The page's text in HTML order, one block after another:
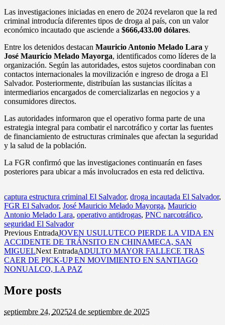
Las investigaciones iniciadas en enero de 2024 revelaron que la red
criminal introducía diferentes tipos de droga al país, con un valor
económico incautado que asciende a $666,433.00 dólares.
Entre los detenidos destacan Mauricio Antonio Melado Lara y
José Mauricio Melado Mayorga, identificados como líderes de la
organización. Según las autoridades, estos sujetos coordinaban con
contactos internacionales la movilización e ingreso de droga a El
Salvador. Posteriormente, distribuían las sustancias ilícitas a
intermediarios encargados de comercializarlas en negocios y a
consumidores directos.
Las autoridades informaron que el operativo forma parte de una
estrategia integral para combatir el narcotráfico y cortar las fuentes
de financiamiento de estructuras criminales que afectan la seguridad
y la salud de la población.
La FGR confirmó que las investigaciones continuarán en fases
posteriores para ubicar a más involucrados en esta red delictiva.
captura estructura criminal El Salvador, droga incautada El Salvador,
FGR El Salvador, José Mauricio Melado Mayorga, Mauricio
Antonio Melado Lara, operativo antidrogas, PNC narcotráfico,
seguridad El Salvador
Previous EntradaJOVEN USULUTECO PIERDE LA VIDA EN
ACCIDENTE DE TRÁNSITO EN CHINAMECA, SAN
MIGUELNext EntradaADULTO MAYOR FALLECE TRAS
CAER DE PICK-UP EN MOVIMIENTO EN SANTIAGO
NONUALCO, LA PAZ
More posts
septiembre 24, 202524 de septiembre de 2025